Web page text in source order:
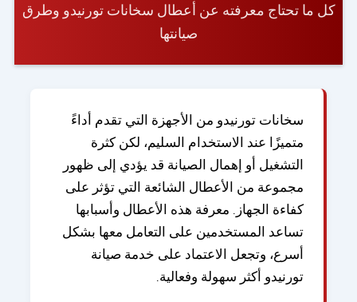
كل ما تحتاج معرفته عن أعطال سخانات تورنيدو وطرق
صيانتها
سخانات تورنيدو من الأجهزة التي تقدم أداءً
متميزًا عند الاستخدام السليم، لكن كثرة
التشغيل أو إهمال الصيانة قد يؤدي إلى ظهور
مجموعة من الأعطال الشائعة التي تؤثر على
كفاءة الجهاز. معرفة هذه الأعطال وأسبابها
تساعد المستخدمين على التعامل معها بشكل
أسرع، وتجعل الاعتماد على خدمة صيانة
تورنيدو أكثر سهولة وفعالية.